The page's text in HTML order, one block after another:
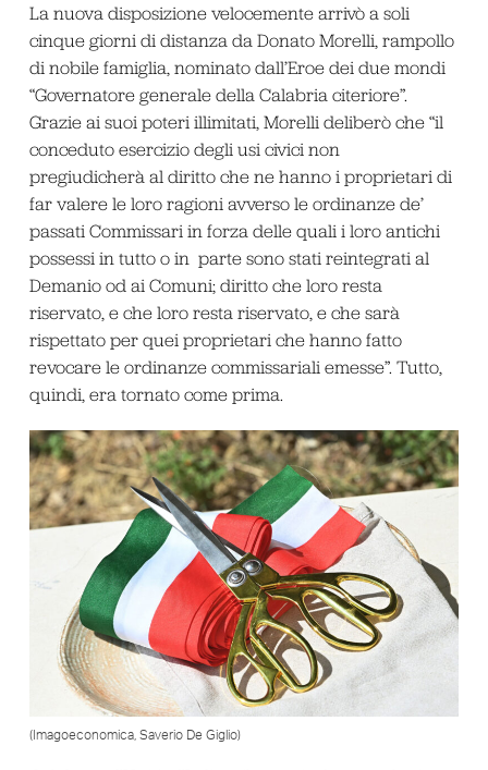
La nuova disposizione velocemente arrivò a soli
cinque giorni di distanza da Donato Morelli, rampollo
di nobile famiglia, nominato dall’Eroe dei due mondi
“Governatore generale della Calabria citeriore”.
Grazie ai suoi poteri illimitati, Morelli deliberò che “il
conceduto esercizio degli usi civici non
pregiudicherà al diritto che ne hanno i proprietari di
far valere le loro ragioni avverso le ordinanze de’
passati Commissari in forza delle quali i loro antichi
possessi in tutto o in parte sono stati reintegrati al
Demanio od ai Comuni; diritto che loro resta
riservato, e che loro resta riservato, e che sarà
rispettato per quei proprietari che hanno fatto
revocare le ordinanze commissariali emesse”. Tutto,
quindi, era tornato come prima.
(Imagoeconomica, Saverio De Giglio)